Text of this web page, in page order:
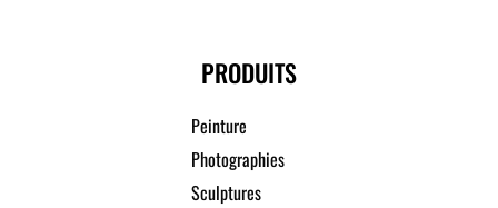
PRODUITS
Peinture
Photographies
Sculptures